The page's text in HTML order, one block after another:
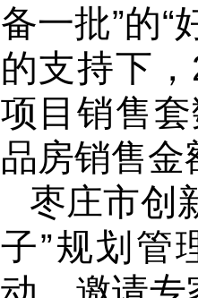
备一批”的
的支持下
项目销售
品房销售金
枣庄市创
子”规划管